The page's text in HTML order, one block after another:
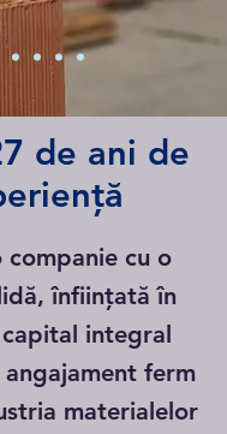
de ani de
companie cu o
înființată în
integral
ferm
materialelor